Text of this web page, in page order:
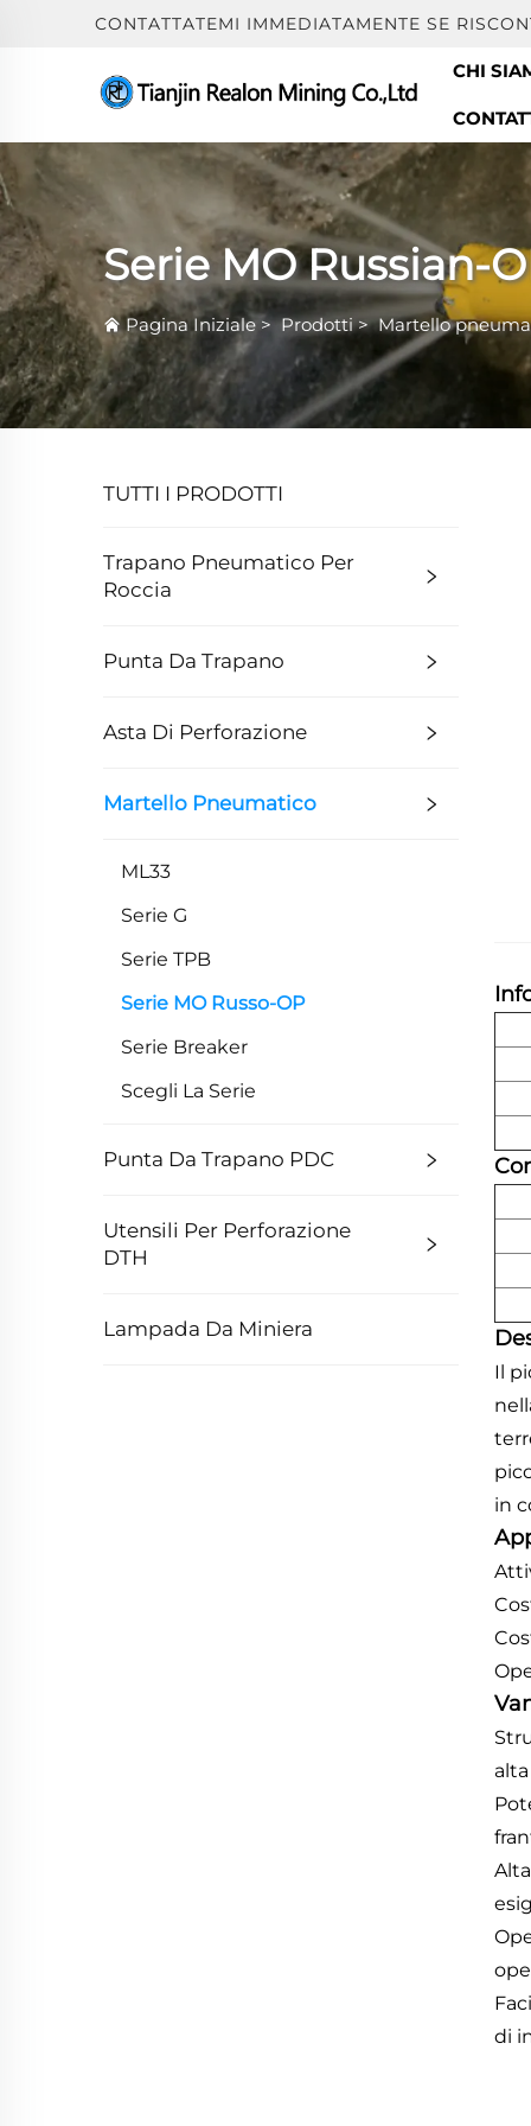
CONTATTATEMI IMMEDIATAMENTE SE
CHI
Serie MO Russian-
Pagina Iniziale >Prodotti>Martello
TUTTI I PRODOTTI
Trapano Pneumatico Per
Roccia
Punta Da Trapano
Asta Di Perforazione
Martello Pneumatico
ML33
Serie G
Serie TPB
Serie MO Russo-OP
Serie Breaker
Scegli La Serie
Punta Da Trapano PDC
Utensili Per Perforazione
DTH
Lampada Da Miniera
Il
in
di